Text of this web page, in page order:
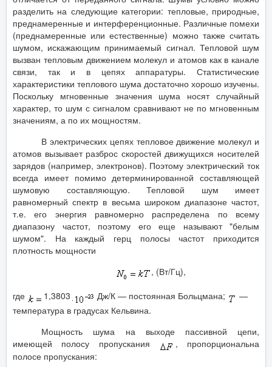
разделить на следующие категории: тепловые, природные,
преднамеренные и интерференционные. Различные помехи
(преднамеренные или естественные) можно также считать
шумом, искажающим принимаемый сигнал. Тепловой шум
вызван тепловым движением молекул и атомов как в канале
связи, так и в цепях аппаратуры. Статистические
характеристики теплового шума достаточно хорошо изучены.
Поскольку мгновенные значения шума носят случайный
характер, то шум с сигналом сравнивают не по мгновенным
значениям, а по их мощностям.
В электрических цепях тепловое движение молекул и
атомов вызывает разброс скоростей движущихся носителей
зарядов (например, электронов). Поэтому электрический ток
всегда имеет помимо детерминированной составляющей
шумовую составляющую. Тепловой шум имеет
равномерный спектр в весьма широком диапазоне частот,
т.е. его энергия равномерно распределена по всему
диапазону частот, поэтому его еще называют "белым
шумом". На каждый герц полосы частот приходится
плотность мощности
, (Вт/Гц),
где 1,3803 Дж/К — постоянная Больцмана;
—
температура в градусах Кельвина.
Мощность шума на выходе пассивной цепи,
имеющей полосу пропускания
, пропорциональна
полосе пропускания: